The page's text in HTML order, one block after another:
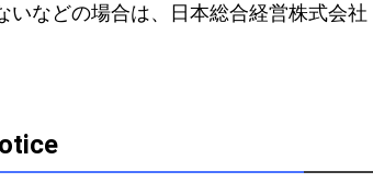
などの場合は、日本総合経営株式会社